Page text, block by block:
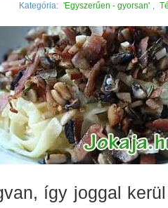
Kategória: 'Egyszerűen - gyorsan' ,
így joggal